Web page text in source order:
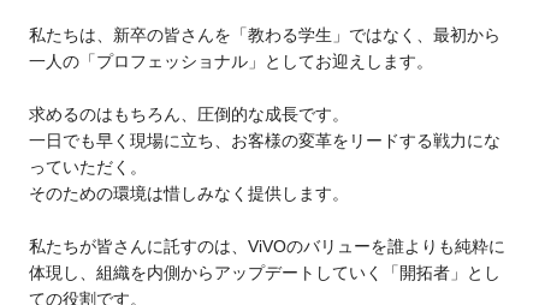
私たちは、新卒の皆さんを「教わる学生」ではなく、最初から
一人の「プロフェッショナル」としてお迎えします。
求めるのはもちろん、圧倒的な成長です。
一日でも早く現場に立ち、お客様の変革をリードする戦力にな
っていただく。
そのための環境は惜しみなく提供します。
私たちが皆さんに託すのは、ViVOのバリューを誰よりも純粋に
体現し、組織を内側からアップデートしていく「開拓者」とし
ての役割です。